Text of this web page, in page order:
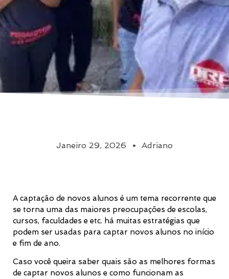
Janeiro 29, 2026 Adriano
A captação de novos alunos é um tema recorrente que
se torna uma das maiores preocupações de escolas,
cursos, faculdades e etc. há muitas estratégias que
podem ser usadas para captar novos alunos no início
e fim de ano.
Caso você queira saber quais são as melhores formas
de captar novos alunos e como funcionam as